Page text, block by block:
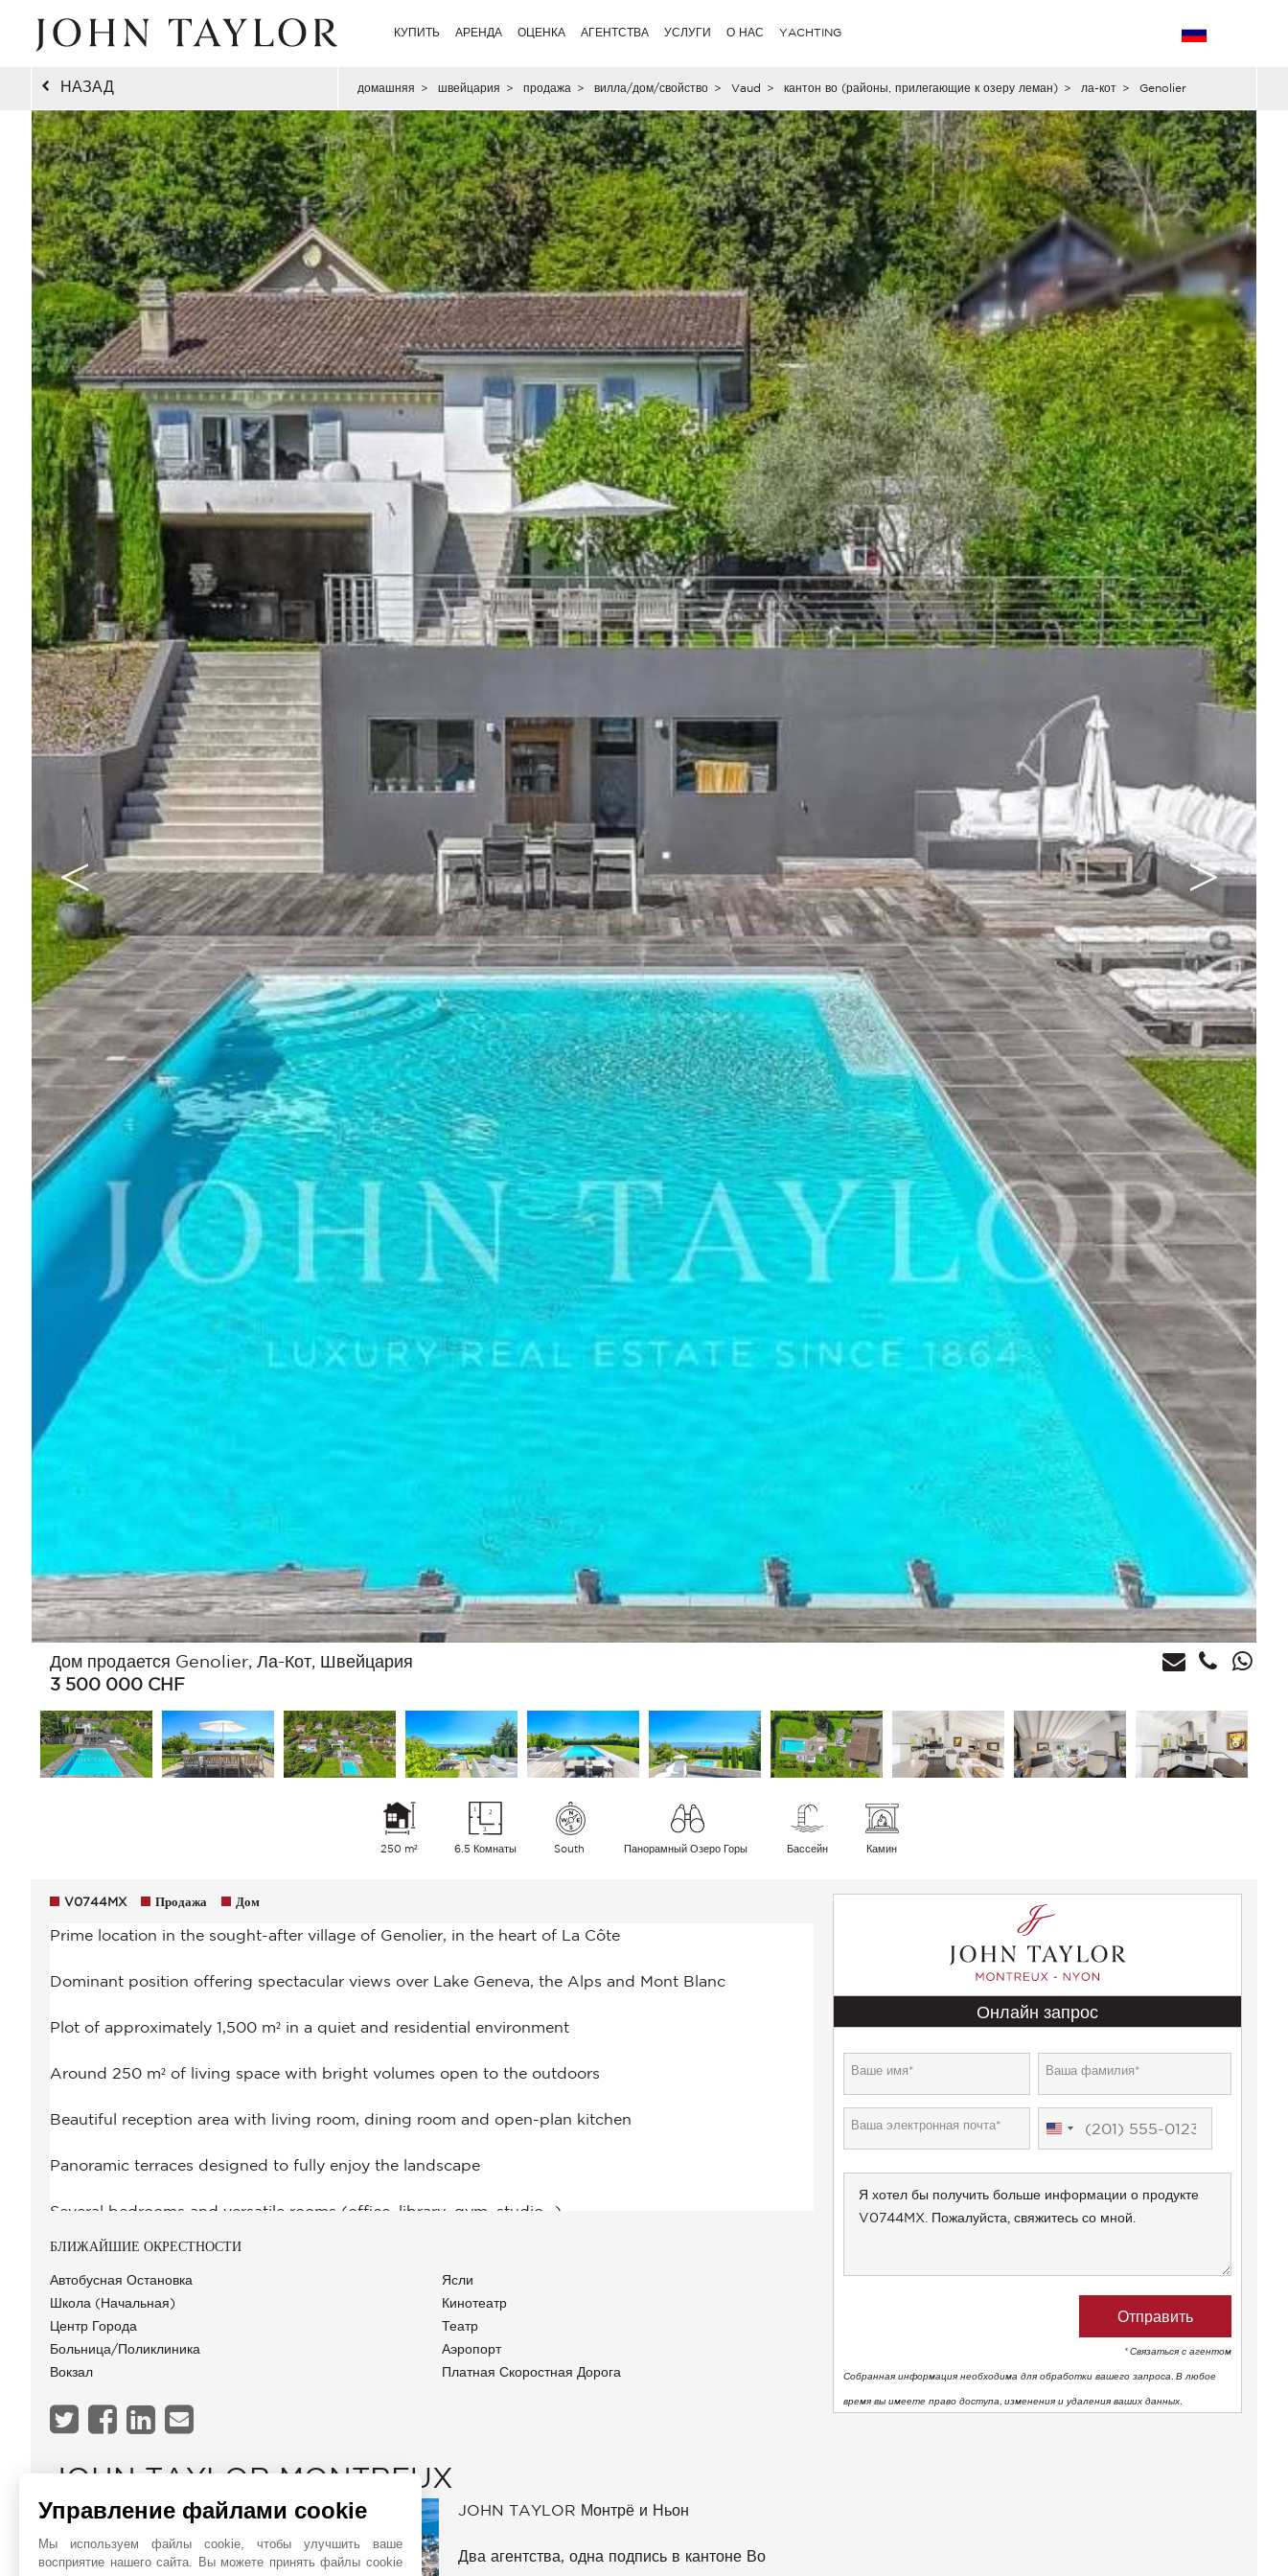
КУПИТЬ АРЕНДА ОЦЕНКА АГЕНТСТВА УСЛУГИ О НАС YACHTING
НАЗАД домашняя > швейцария > продажа > вилла/дом/свойство > Vaud > кантон во (районы, прилегающие к озеру леман) > ла-кот > Genolier
Дом продается Genolier, Ла-Кот, Швейцария
3 500 000 CHF
250 m² 6.5 Комнаты South Панорамный Озеро Горы Бассейн Камин
V0744MX Продажа Дом
БЛИЖАЙШИЕ ОКРЕСТНОСТИ
Автобусная Остановка
Школа (начальная)
Центр Города
Больница/Поликлиника
Вокзал
Ясли
Кинотеатр
Театр
Аэропорт
Платная Скоростная Дорога
JOHN TAYLOR MONTREUX
JOHN TAYLOR Монтрё и Ньон
Два агентства, одна подпись в кантоне Во
Онлайн запрос
United
* Связаться с агентом
Собранная информация необходима для обработки вашего запроса. В любое
время вы имеете право доступа, изменения и удаления ваших данных.
Управление файлами cookie
Мы используем файлы cookie, чтобы улучшить ваше
восприятие нашего сайта. Вы можете принять файлы cookie